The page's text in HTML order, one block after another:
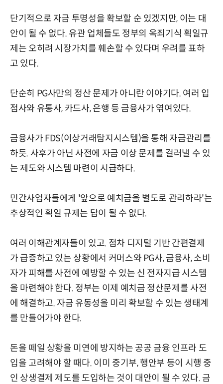
단기적으로 자금 투명성을 확보할 순 있겠지만, 이는 대
안이 될 수 없다. 유관 업체들도 정부의 옥죄기식 획일규
제는 오히려 시장가치를 훼손할 수 있다며 우려를 표하
고 있다.
단순히 PG사만의 정산 문제가 아니란 이야기다. 여러 입
점사와 유통사, 카드사, 은행 등 금융사가 엮여있다.
금융사가 FDS(이상거래탐지시스템)을 통해 자금관리를
하듯. 사후가 아닌 사전에 자금 이상 문제를 걸러낼 수 있
는 제도와 시스템 마련이 시급하다.
민간사업자들에게 '앞으로 예치금을 별도로 관리하라'는
추상적인 획일 규제는 답이 될 수 없다.
여러 이해관계자들이 있고. 점차 디지털 기반 간편결제
가 급증하고 있는 상황에서 커머스와 PG사, 금융사, 소비
자가 피해를 사전에 예방할 수 있는 신 전자지급 시스템
을 마련해야 한다. 정부는 이제 예치금 정산문제를 사전
에 해결하고. 자금 유동성을 미리 확보할 수 있는 생태계
를 만들어가야 한다.
돈을 떼일 상황을 미연에 방지하는 공공 금융 인프라 도
입을 고려해야 할 때다. 이미 중기부, 행안부 등이 시행 중
인 상생결제 제도를 도입하는 것이 대안이 될 수 있다. 금